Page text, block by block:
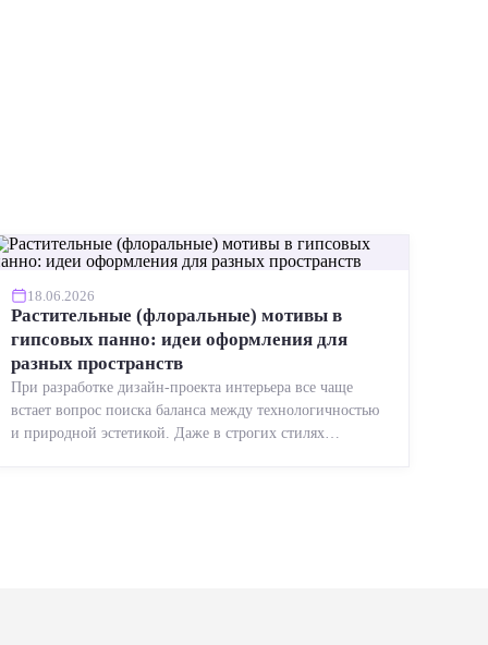
18.06.2026
Растительные (флоральные) мотивы в
гипсовых панно: идеи оформления для
разных пространств
При разработке дизайн-проекта интерьера все чаще
встает вопрос поиска баланса между технологичностью
и природной эстетикой. Даже в строгих стилях